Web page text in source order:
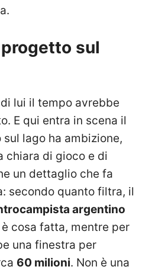
sul
lui il tempo avrebbe
E qui entra in scena il
lago ha ambizione,
chiara di gioco e di
un dettaglio che fa
secondo quanto filtra, il
argentino
cosa fatta, mentre per
una finestra per
60 milioni. Non è una